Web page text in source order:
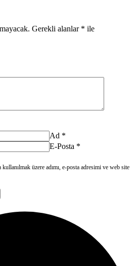
Gerekli alanlar * ile
Ad *
E-Posta *
üzere adımı, e-posta adresimi ve web site